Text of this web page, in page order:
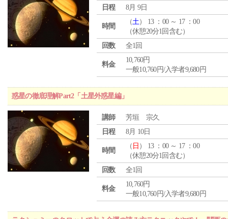
日程 8月 9日
時間
（土） 13 ：00 ～ 17 ：00
（休憩20分1回含む）
回数
全1回
料金
10,760円
一般10,760円/入学者9,680円
惑星の徹底理解Part2「土星外惑星編」
講師
芳垣 宗久
日程
8月 10日
時間
（ 日 ） 13 ：00 ～ 17 ：00
（休憩20分1回含む）
回数
全1回
料金
10,760円
一般10,760円/入学者9,680円